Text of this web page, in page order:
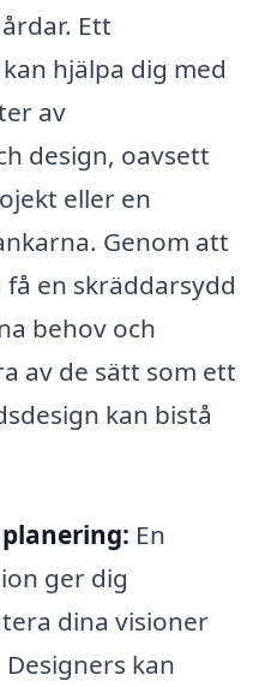
Ett
hjälpa dig med
av
design, oavsett
eller en
Genom att
en skräddarsydd
behov och
av de sätt som ett
kan bistå
En
ger dig
dina visioner
kan